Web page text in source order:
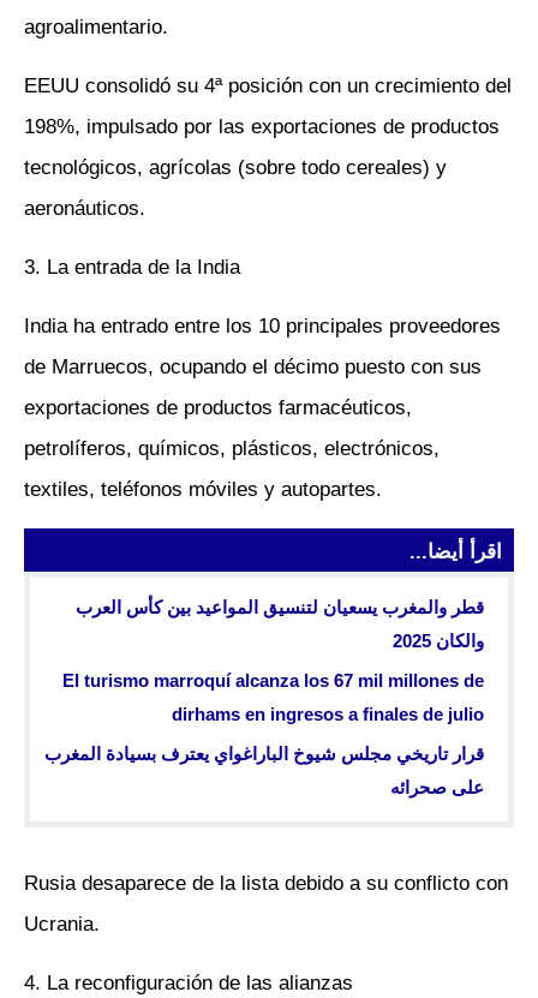
agroalimentario.
EEUU consolidó su 4ª posición con un crecimiento del
198%, impulsado por las exportaciones de productos
tecnológicos, agrícolas (sobre todo cereales) y
aeronáuticos.
3. La entrada de la India
India ha entrado entre los 10 principales proveedores
de Marruecos, ocupando el décimo puesto con sus
exportaciones de productos farmacéuticos,
petrolíferos, químicos, plásticos, electrónicos,
textiles, teléfonos móviles y autopartes.
اقرأ أيضا...
قطر والمغرب يسعيان لتنسيق المواعيد بين كأس العرب
والكان 2025
El turismo marroquí alcanza los 67 mil millones de
dirhams en ingresos a finales de julio
قرار تاريخي مجلس شيوخ الباراغواي يعترف بسيادة المغرب
على صحرائه
Rusia desaparece de la lista debido a su conflicto con
Ucrania.
4. La reconfiguración de las alianzas